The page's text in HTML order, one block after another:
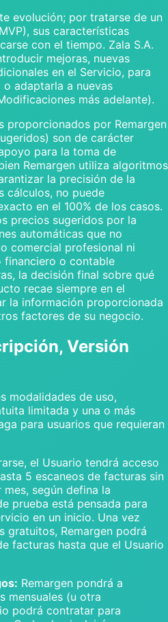
evolución; por tratarse de un
sus características
con el tiempo. Zala S.A.
mejoras, nuevas
en el Servicio, para
adaptarla a nuevas
más adelante).
proporcionados por Remargen
son de carácter
para la toma de
Remargen utiliza algoritmos
la precisión de la
cálculos, no puede
en el 100% de los casos.
precios sugeridos por la
automáticas que no
comercial profesional ni
financiero o contable
la decisión final sobre qué
recae siempre en el
la información proporcionada
factores de su negocio.
Versión
modalidades de uso,
limitada y una o más
para usuarios que requieran
el Usuario tendrá acceso
5 escaneos de facturas sin
según defina la
prueba está pensada para
en un inicio. Una vez
gratuitos, Remargen podrá
facturas hasta que el Usuario
Remargen pondrá a
mensuales (u otra
podrá contratar para